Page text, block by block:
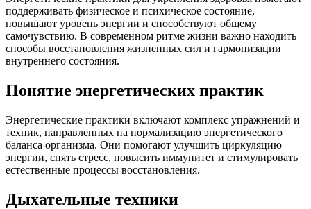
поддерживать физическое и психическое состояние,
повышают уровень энергии и способствуют общему
самочувствию. В современном ритме жизни важно находить
способы восстановления жизненных сил и гармонизации
внутреннего состояния.
Понятие энергетических практик
Энергетические практики включают комплекс упражнений и
техник, направленных на нормализацию энергетического
баланса организма. Они помогают улучшить циркуляцию
энергии, снять стресс, повысить иммунитет и стимулировать
естественные процессы восстановления.
Дыхательные техники